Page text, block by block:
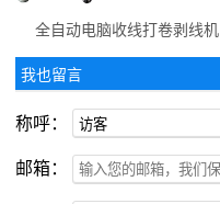
全自动电脑收线打卷剥线机
我也留言
称呼：
邮箱：